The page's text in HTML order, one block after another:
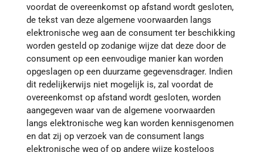
voordat de overeenkomst op afstand wordt gesloten,
de tekst van deze algemene voorwaarden langs
elektronische weg aan de consument ter beschikking
worden gesteld op zodanige wijze dat deze door de
consument op een eenvoudige manier kan worden
opgeslagen op een duurzame gegevensdrager. Indien
dit redelijkerwijs niet mogelijk is, zal voordat de
overeenkomst op afstand wordt gesloten, worden
aangegeven waar van de algemene voorwaarden
langs elektronische weg kan worden kennisgenomen
en dat zij op verzoek van de consument langs
elektronische weg of op andere wijze kosteloos